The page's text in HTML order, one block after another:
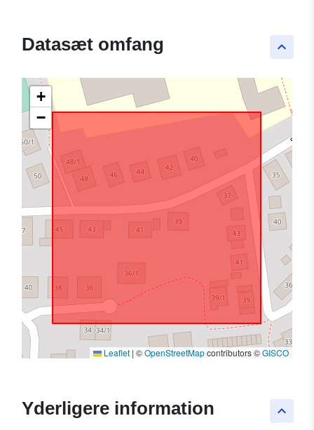
keyboard_arrow_up
Datasæt omfang
+
−
Leaflet | ©OpenStreetMapcontributors ©GISCO
keyboard_arrow_up
Yderligere information